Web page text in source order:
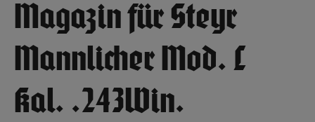
Magazin für Steyr
Mannlicher Mod. L
Kal. .243Win.